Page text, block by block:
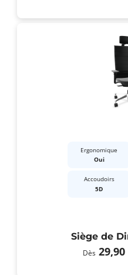
Ergonomique
Oui
Accoudoirs
5D
Siège de
Dès 29,90